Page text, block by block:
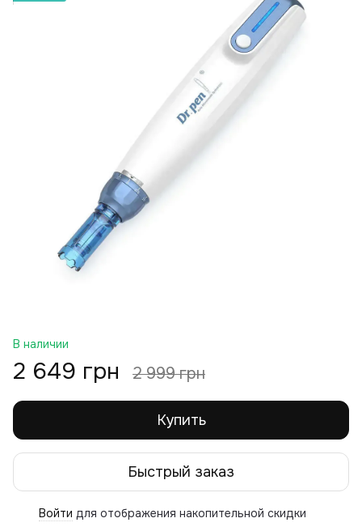
В наличии
2 649 грн 2 999 грн
Купить
Быстрый заказ
Войти для отображения накопительной скидки